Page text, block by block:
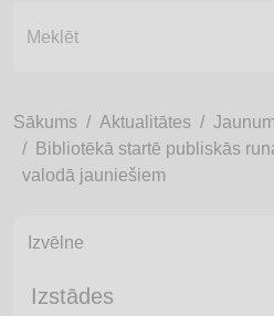
Sākums Aktualitātes
Bibliotēkā startē publiskās
valodā jauniešiem
Izvēlne
Izstādes